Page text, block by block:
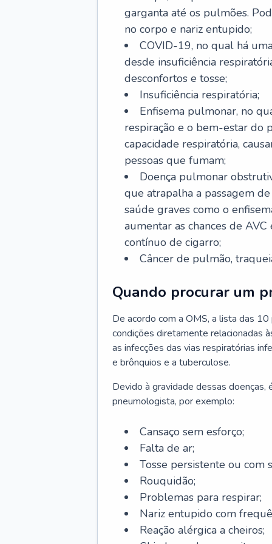
garganta até os pulmões.
no corpo e nariz entupido;
COVID-19, no qual há
desde insuficiência
desconfortos e tosse;
Insuficiência respiratória;
Enfisema pulmonar, no
respiração e o bem-estar do
capacidade respiratória,
pessoas que fumam;
Doença pulmonar
que atrapalha a passagem
saúde graves como o
aumentar as chances de
contínuo de cigarro;
Câncer de pulmão,
Quando procurar um
De acordo com a OMS, a lista das
condições diretamente relacionadas
as infecções das vias respiratórias
e brônquios e a tuberculose.
Devido à gravidade dessas
pneumologista, por exemplo:
Cansaço sem esforço;
Falta de ar;
Tosse persistente ou com
Rouquidão;
Problemas para respirar;
Nariz entupido com
Reação alérgica a cheiros;